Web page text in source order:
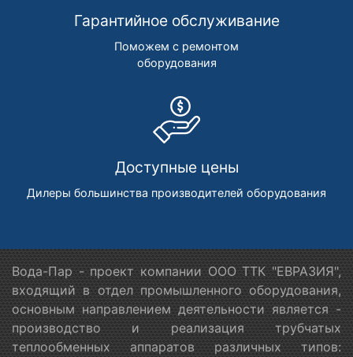
Гарантийное обслуживание
Поможем с ремонтом
оборудования
Доступные цены
Дилеры большинства производителей оборудования
Вода-Пар - проект компании ООО ТТК "ЕВРАЗИЯ",
входящий в отдел промышленного оборудования,
основным направлением деятельности является -
производство и реализация трубчатых
теплообменных аппаратов различных типов: